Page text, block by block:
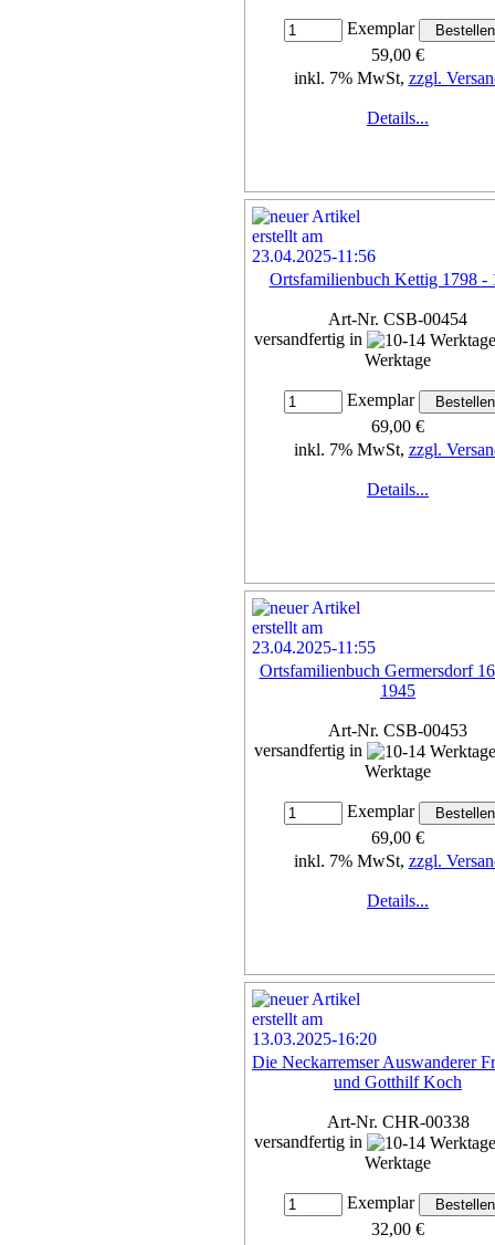
Exemplar
59,00 €
inkl. 7% MwSt, zzgl.
Details...
Ortsfamilienbuch Kettig 1798 -
Art-Nr. CSB-00454
versandfertig in
Werktage
Exemplar
69,00 €
inkl. 7% MwSt, zzgl.
Details...
Ortsfamilienbuch Germersdorf
1945
Art-Nr. CSB-00453
versandfertig in
Werktage
Exemplar
69,00 €
inkl. 7% MwSt, zzgl.
Details...
Die Neckarremser Auswanderer
und Gotthilf Koch
Art-Nr. CHR-00338
versandfertig in
Werktage
Exemplar
32,00 €